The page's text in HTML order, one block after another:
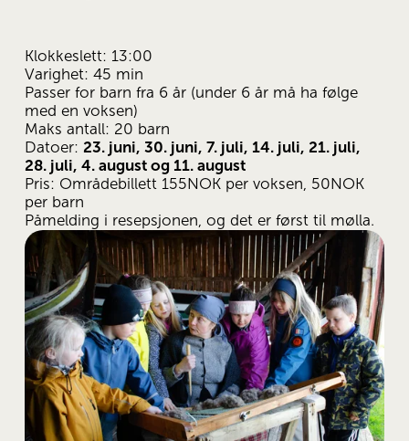
Klokkeslett: 13:00
Varighet: 45 min
Passer for barn fra 6 år (under 6 år må ha følge
med en voksen)
Maks antall: 20 barn
Datoer: 23. juni, 30. juni, 7. juli, 14. juli, 21. juli,
28. juli, 4. august og 11. august
Pris: Områdebillett 155NOK per voksen, 50NOK
per barn
Påmelding i resepsjonen, og det er først til mølla.